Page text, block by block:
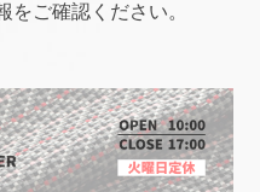
をご確認ください。